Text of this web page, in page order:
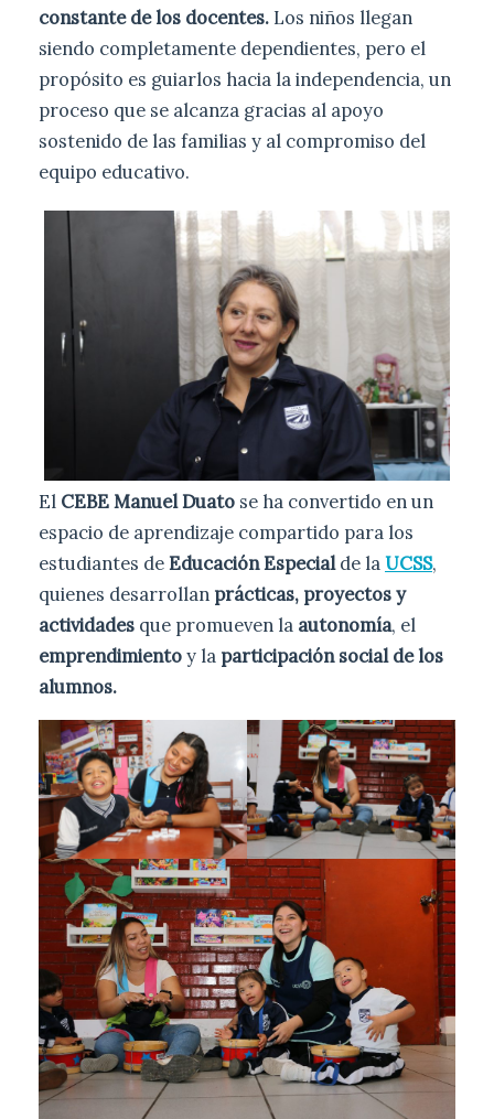
constante de los docentes. Los niños llegan
siendo completamente dependientes, pero el
propósito es guiarlos hacia la independencia, un
proceso que se alcanza gracias al apoyo
sostenido de las familias y al compromiso del
equipo educativo.
El CEBE Manuel Duato se ha convertido en un
espacio de aprendizaje compartido para los
estudiantes deEducación Especialde laUCSS,
quienes desarrollan prácticas, proyectos y
actividades que promueven la autonomía, el
emprendimientoy la participación social de los
alumnos.